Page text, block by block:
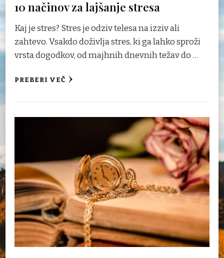
10 načinov za lajšanje stresa
Kaj je stres? Stres je odziv telesa na izziv ali
zahtevo. Vsakdo doživlja stres, ki ga lahko sproži
vrsta dogodkov, od majhnih dnevnih težav do …
PREBERI VEČ